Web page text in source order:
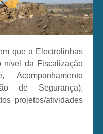
que a Electrolinhas
nível da Fiscalização
Acompanhamento
de Segurança),
projetos/atividades